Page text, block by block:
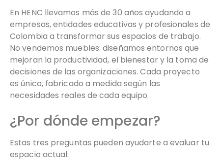
En HENC llevamos más de 30 años ayudando a
empresas, entidades educativas y profesionales de
Colombia a transformar sus espacios de trabajo.
No vendemos muebles: diseñamos entornos que
mejoran la productividad, el bienestar y la toma de
decisiones de las organizaciones. Cada proyecto
es único, fabricado a medida según las
necesidades reales de cada equipo.
¿Por dónde empezar?
Estas tres preguntas pueden ayudarte a evaluar tu
espacio actual: